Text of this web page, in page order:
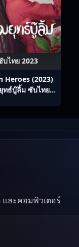
บไทย 2023
Heroes (2023)
ทธ์บู๊ลิ้ม ซับไทย
ละคอมพิวเตอร์